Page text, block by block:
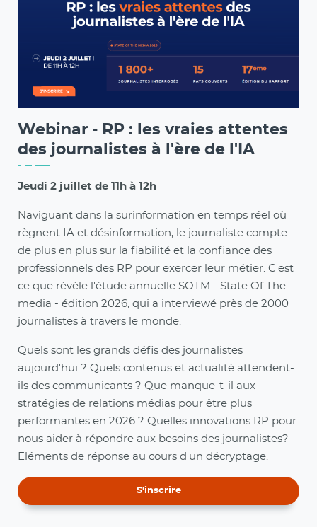
Webinar - RP : les vraies attentes
des journalistes à l'ère de l'IA
Jeudi 2 juillet de 11h à 12h
Naviguant dans la surinformation en temps réel où
règnent IA et désinformation, le journaliste compte
de plus en plus sur la fiabilité et la confiance des
professionnels des RP pour exercer leur métier. C'est
ce que révèle l'étude annuelle SOTM - State Of The
media - édition 2026, qui a interviewé près de 2000
journalistes à travers le monde.
Quels sont les grands défis des journalistes
aujourd'hui ? Quels contenus et actualité attendent-
ils des communicants ? Que manque-t-il aux
stratégies de relations médias pour être plus
performantes en 2026 ? Quelles innovations RP pour
nous aider à répondre aux besoins des journalistes?
Eléments de réponse au cours d'un décryptage.
S'inscrire